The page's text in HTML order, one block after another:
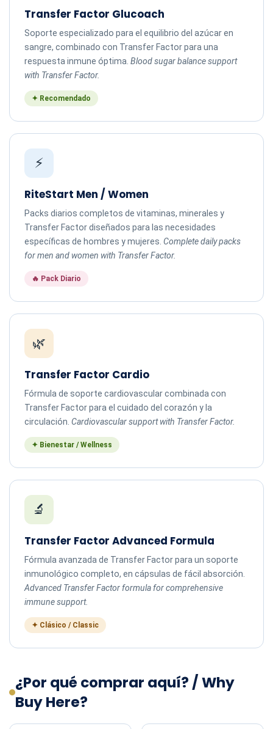
Transfer Factor Glucoach
Soporte especializado para el equilibrio del azúcar en
sangre, combinado con Transfer Factor para una
respuesta inmune óptima. Blood sugar balance support
with Transfer Factor.
✦ Recomendado
⚡
RiteStart Men / Women
Packs diarios completos de vitaminas, minerales y
Transfer Factor diseñados para las necesidades
específicas de hombres y mujeres. Complete daily packs
for men and women with Transfer Factor.
🔥 Pack Diario
🌿
Transfer Factor Cardio
Fórmula de soporte cardiovascular combinada con
Transfer Factor para el cuidado del corazón y la
circulación. Cardiovascular support with Transfer Factor.
✦ Bienestar / Wellness
🔬
Transfer Factor Advanced Formula
Fórmula avanzada de Transfer Factor para un soporte
inmunológico completo, en cápsulas de fácil absorción.
Advanced Transfer Factor formula for comprehensive
immune support.
✦ Clásico / Classic
¿Por qué comprar aquí? / Why
Buy Here?